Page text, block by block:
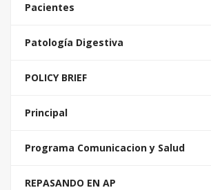
Pacientes
Patología Digestiva
POLICY BRIEF
Principal
Programa Comunicacion y Salud
REPASANDO EN AP